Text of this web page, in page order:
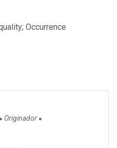
Occurrence
● Originador ●